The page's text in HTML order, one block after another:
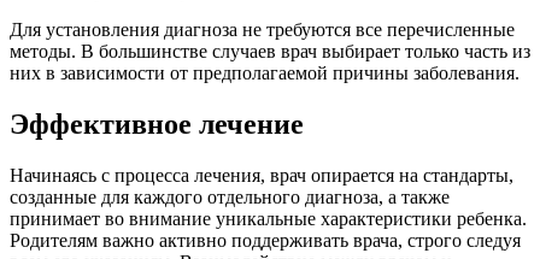
Для установления диагноза не требуются все перечисленные
методы. В большинстве случаев врач выбирает только часть из
них в зависимости от предполагаемой причины заболевания.
Эффективное лечение
Начинаясь с процесса лечения, врач опирается на стандарты,
созданные для каждого отдельного диагноза, а также
принимает во внимание уникальные характеристики ребенка.
Родителям важно активно поддерживать врача, строго следуя